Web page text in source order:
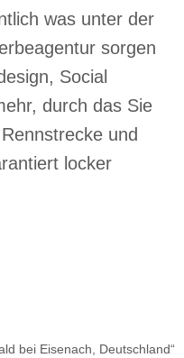
was unter der
sorgen
Social
durch das Sie
und
locker
bei Eisenach, Deutschland“